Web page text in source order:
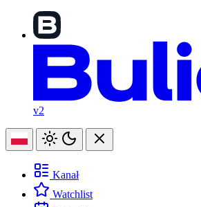
v2
Kanał
Watchlist